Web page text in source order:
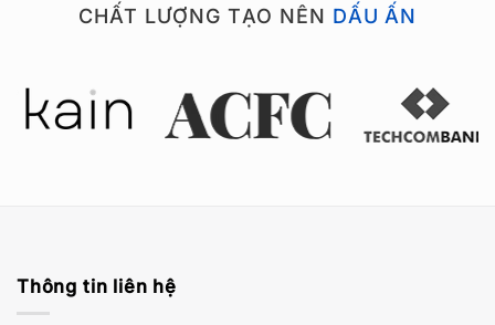
CHẤT LƯỢNG TẠO NÊN DẤU ẤN
Thông tin liên hệ